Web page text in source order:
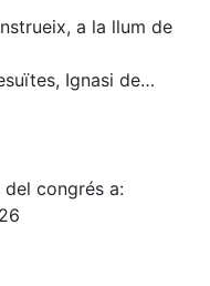
a la llum de
Ignasi de
(1493-1510).
amb
membres d’una
clarament
congrés a: